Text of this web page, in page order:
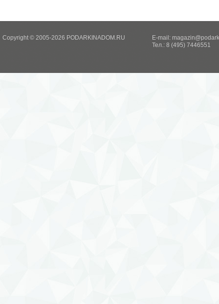
Copyright © 2005-2026 PODARKINADOM.RU E-mail:
Тел.: 8 (495) 7446551